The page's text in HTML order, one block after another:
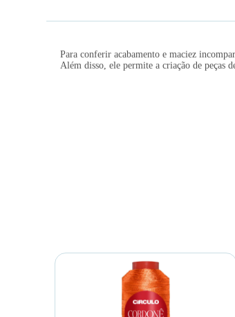
Para conferir acabamento e maciez
Além disso, ele permite a criação de peças